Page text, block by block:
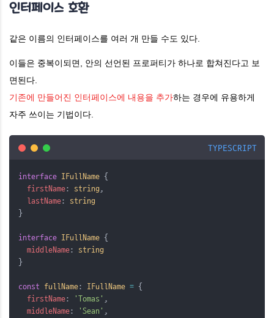
인터페이스 호환
같은 이름의 인터페이스를 여러 개 만들 수도 있다.
이들은 중복이되면, 안의 선언된 프로퍼티가 하나로 합쳐진다고 보
면된다.
기존에 만들어진 인터페이스에 내용을 추가하는 경우에 유용하게
자주 쓰이는 기법이다.
TYPESCRIPT
interface IFullName {
firstName: string ,
lastName: string
}
interface IFullName {
middleName: string
}
const fullName: IFullName = {
firstName: 'Tomas' ,
middleName: 'Sean' ,